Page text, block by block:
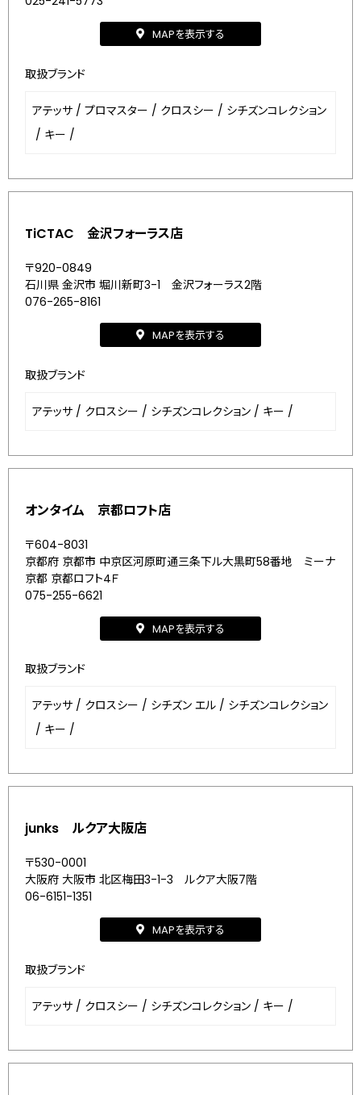
MAPを表示する
取扱ブランド
アテッサ / プロマスター / クロスシー / シチズンコレクション
/ キー /
TiCTAC 金沢フォーラス店
〒920-0849
石川県 金沢市 堀川新町3-1 金沢フォーラス2階
076-265-8161
MAPを表示する
取扱ブランド
アテッサ / クロスシー / シチズンコレクション / キー /
オンタイム 京都ロフト店
〒604-8031
京都府 京都市 中京区河原町通三条下ル大黒町58番地 ミーナ
京都 京都ロフト4Ｆ
075-255-6621
MAPを表示する
取扱ブランド
アテッサ / クロスシー / シチズン エル / シチズンコレクション
/ キー /
junks ルクア大阪店
〒530-0001
大阪府 大阪市 北区梅田3-1-3 ルクア大阪7階
06-6151-1351
MAPを表示する
取扱ブランド
アテッサ / クロスシー / シチズンコレクション / キー /